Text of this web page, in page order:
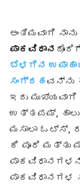
ಅಂತಿಮವಾಗಿ
ಪಾಕವಿಧಾನ
ಬೆಳಗಿನ
ಸಂಗ್ರಹವನ್ನು
ಇದು
ಉತ್ತಪಮ್, ಹಾಲು
ಮಸಾಲಾ ಓಟ್ಸ್,
ಕಿ ಪೂರಿ ಮತ್ತು
ಪಾಕವಿಧಾನಗಳ